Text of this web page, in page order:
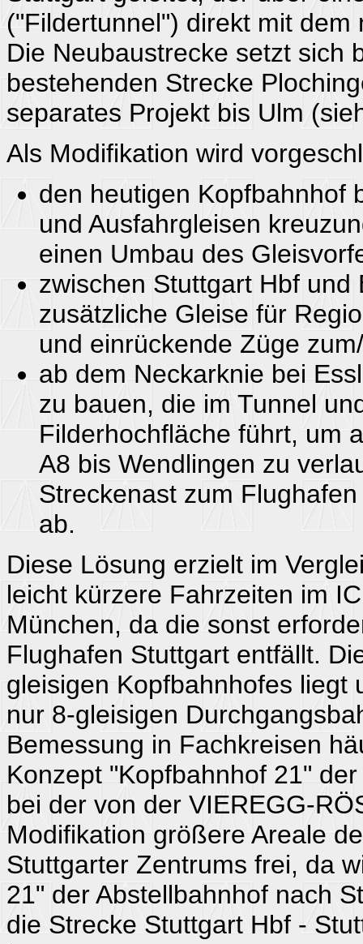
("Fildertunnel") direkt mit
Die Neubaustrecke setzt sich
bestehenden Strecke
separates Projekt bis Ulm
Als Modifikation wird
den heutigen Kopfbahnhof
und Ausfahrgleisen
einen Umbau des
zwischen Stuttgart Hbf
zusätzliche Gleise für
und einrückende Züge
ab dem Neckarknie bei
zu bauen, die im Tunnel
Filderhochfläche führt, um
A8 bis Wendlingen zu
Streckenast zum
ab.
Diese Lösung erzielt im
leicht kürzere Fahrzeiten im
München, da die sonst
Flughafen Stuttgart entfällt.
gleisigen Kopfbahnhofes liegt
nur 8-gleisigen
Bemessung in Fachkreisen
Konzept "Kopfbahnhof 21"
bei der von der VIEREGG-
Modifikation größere Areale
Stuttgarter Zentrums frei, da
21" der Abstellbahnhof nach
die Strecke Stuttgart Hbf -